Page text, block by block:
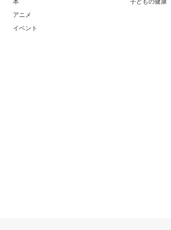
本
アニメ
イベント
子どもの健康